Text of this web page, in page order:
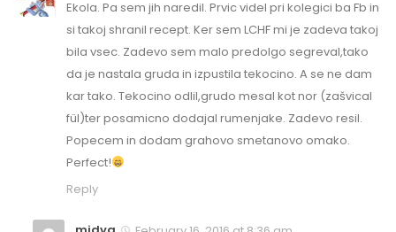
Ekola. Pa sem jih naredil. Prvic videl pri kolegici ba Fb in
si takoj shranil recept. Ker sem LCHF mi je zadeva takoj
bila vsec. Zadevo sem malo predolgo segreval,tako
da je nastala gruda in izpustila tekocino. A se ne dam
kar tako. Tekocino odlil,grudo mesal kot nor (zašvical
fül)ter posamicno dodajal rumenjake. Zadevo resil.
Popecem in dodam grahovo smetanovo omako.
Perfect!
Reply